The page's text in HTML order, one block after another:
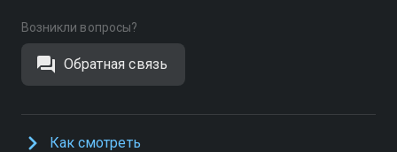
Возникли вопросы?
Обратная связь
Как смотреть